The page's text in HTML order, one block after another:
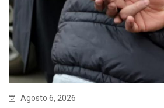
Agosto 6, 2026